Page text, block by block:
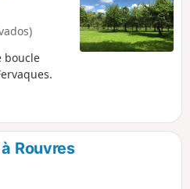
boucle
Rouvres